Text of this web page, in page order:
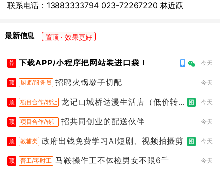
联系电话：13883333794 023-72267220 林近跃
最新信息 置顶 · 效果更好
荐 下载APP/小程序把网站装进口袋！ 今天
顶 厨师/服务员 招聘火锅墩子切配 今天
顶 项目合作/转让 龙记山城桥达漫生活店（低价转
图 今天
顶 项目合作/转让 招共同创业的配送伙伴 今天
顶 教辅类 政府出钱免费学习AI短剧、视频拍摄剪 图 今天
顶 普工/零时工 马鞍操作工不体检男女不限6千 今天